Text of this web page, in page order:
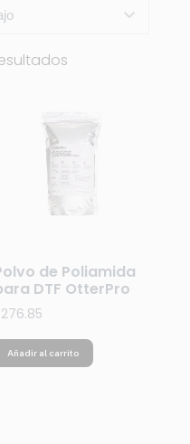
de Poliamida
DTF OtterPro
276.85
Añadir al carrito